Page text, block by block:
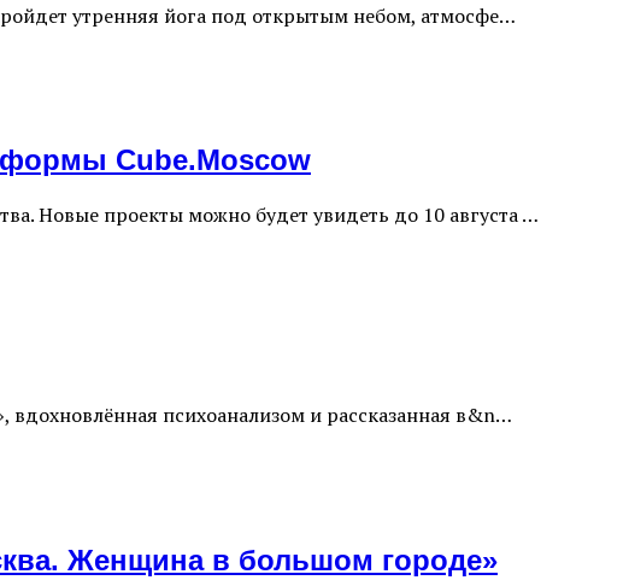
утренняя йога под открытым небом, атмосфе…
Cube.Moscow
Новые проекты можно будет увидеть до 10 августа …
психоанализом и рассказанная в&n…
Женщина в большом городе»